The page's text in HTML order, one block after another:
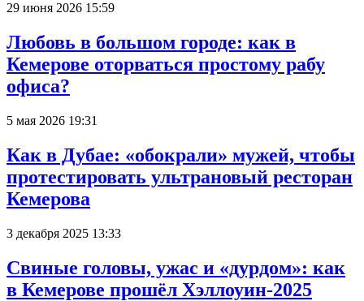
29 июня 2026 15:59
Любовь в большом городе: как в
Кемерове оторваться простому рабу
офиса?
5 мая 2026 19:31
Как в Дубае: «обокрали» мужей, чтобы
протестировать ультрановый ресторан
Кемерова
3 декабря 2025 13:33
Свиные головы, ужас и «дурдом»: как
в Кемерове прошёл Хэллоуин-2025